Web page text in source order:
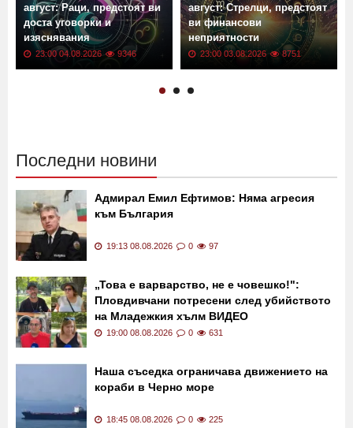
август: Раци, предстоят ви
доста уговорки и
изяснявания
23:00 04.08.2026 9346
август: Стрелци, предстоят
ви финансови
неприятности
23:00 03.08.2026 8751
Последни новини
Адмирал Емил Ефтимов: Няма агресия
към България
19:13 08.08.2026 0 97
„Това е варварство, не е човешко!":
Пловдивчани потресени след убийството
на Младежкия хълм ВИДЕО
19:00 08.08.2026 0 631
Наша съседка ограничава движението на
кораби в Черно море
18:45 08.08.2026 0 225